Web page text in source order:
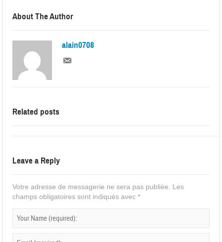
About The Author
alain0708
Related posts
Leave a Reply
Votre adresse de messagerie ne sera pas publiée. Les
champs obligatoires sont indiqués avec*